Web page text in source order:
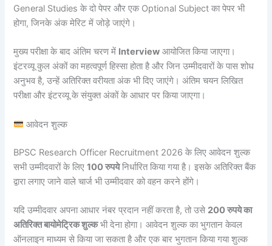
General Studies के दो पेपर और एक Optional Subject का पेपर भी
होगा, जिनके अंक मेरिट में जोड़े जाएंगे।
मुख्य परीक्षा के बाद अंतिम चरण में Interview आयोजित किया जाएगा।
इंटरव्यू कुल अंकों का महत्वपूर्ण हिस्सा होता है और जिन उम्मीदवारों के पास शोध
अनुभव है, उन्हें अतिरिक्त वरीयता अंक भी दिए जाएंगे। अंतिम चयन लिखित
परीक्षा और इंटरव्यू के संयुक्त अंकों के आधार पर किया जाएगा।
आवेदन शुल्क
BPSC Research Officer Recruitment 2026 के लिए आवेदन शुल्क
सभी उम्मीदवारों के लिए100 रुपयेनिर्धारित किया गया है। इसके अतिरिक्त बैंक
द्वारा लगाए जाने वाले चार्ज भी उम्मीदवार को वहन करने होंगे।
यदि उम्मीदवार अपना आधार नंबर प्रदान नहीं करता है, तो उसे 200 रुपये का
अतिरिक्त बायोमेट्रिक शुल्कभी देना होगा। आवेदन शुल्क का भुगतान केवल
ऑनलाइन माध्यम से किया जा सकता है और एक बार भुगतान किया गया शुल्क